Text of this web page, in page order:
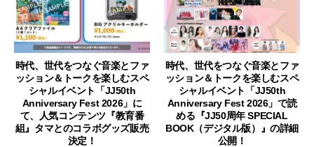
時代、世代をつなぐ音楽とファ
ッション＆トークを楽しむスペ
シャルイベント「JJ50th
Anniversary Fest 2026」に
て、人気コンテンツ『教育番
組』タマとのコラボグッズ販売
決定！
時代、世代をつなぐ音楽とファ
ッション＆トークを楽しむスペ
シャルイベント「JJ50th
Anniversary Fest 2026」で読
める『JJ50周年 SPECIAL
BOOK（デジタル版）』の詳細
公開！